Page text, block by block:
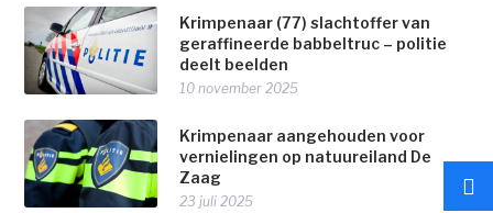
Krimpenaar (77) slachtoffer van
geraffineerde babbeltruc – politie
deelt beelden
10 november 2025
Krimpenaar aangehouden voor
vernielingen op natuureiland De
Zaag
23 juli 2025